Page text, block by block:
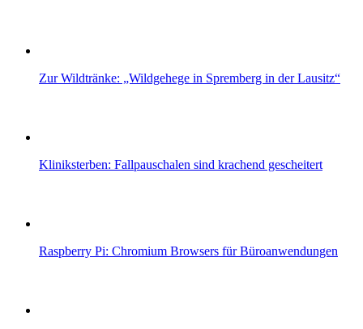
Zur Wildtränke: „Wildgehege in Spremberg in der Lausitz“
Kliniksterben: Fallpauschalen sind krachend gescheitert
Raspberry Pi: Chromium Browsers für Büroanwendungen